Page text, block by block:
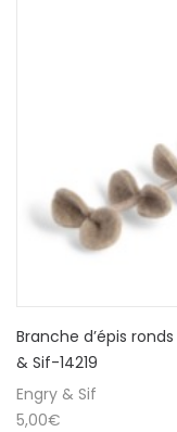
Branche d’épis
& Sif-14219
Engry & Sif
5,00€